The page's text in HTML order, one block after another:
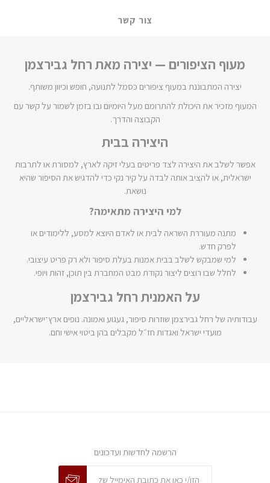
צור קשר
מעוף הציפורים — יצירה מאת רחל גבירצמן
יצירה המתבוננת במעוף ציפורים כסמל לתנועה, חופש וכיוון משותף.
המעוף מזכיר את היכולת להתרומם מעל היומיום ובו בזמן לשמור על קשר עם
הקבוצה והדרך.
היצירה בבית
אפשר לשלב את היצירה לצד פריטים בעלי זיקה לארץ, למסורת או לתרבות
ישראלית, או להציב אותה לבדה על קיר נקי כדי להדגיש את הסיפור שהיא
נושאת.
למי היצירה מתאימה?
מתנה מעוררת השראה לבית או לאדם היוצא למסע, ללימודים או
לפרק חדש.
למי שמבקש לשלב בבית אמנות בעלת סיפור ולא רק פריט עיצובי.
לחלל שבו רוצים ליצור נקודת מבט המחברת בין תוכן, זהות ויופי.
על האמנית רחל גבירצמן
עבודותיה של רחל גבירצמן שוזרות סיפור, געגוע ואמונה. נופים ארץ־ישראליים,
מועדי ישראל ואגדות חז״ל מקבלים בהן ביטוי אישי וחם.
הרשמה לחדשות ועדכונים